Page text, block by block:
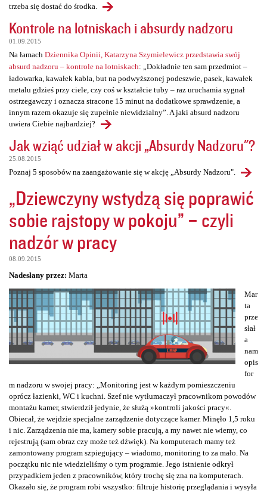
trzeba się dostać do środka.
Kontrole na lotniskach i absurdy nadzoru
01.09.2015
Na łamach Dziennika Opinii, Katarzyna Szymielewicz przedstawia swój
absurd nadzoru – kontrole na lotniskach: „Dokładnie ten sam przedmiot –
ładowarka, kawałek kabla, but na podwyższonej podeszwie, pasek, kawałek
metalu gdzieś przy ciele, czy coś w kształcie tuby – raz uruchamia sygnał
ostrzegawczy i oznacza stracone 15 minut na dodatkowe sprawdzenie, a
innym razem okazuje się zupełnie niewidzialny”. A jaki absurd nadzoru
uwiera Ciebie najbardziej?
Jak wziąć udział w akcji „Absurdy Nadzoru"?
25.08.2015
Poznaj 5 sposobów na zaangażowanie się w akcję „Absurdy Nadzoru".
„Dziewczyny wstydzą się poprawić
sobie rajstopy w pokoju” – czyli
nadzór w pracy
08.09.2015
Nadesłany przez: Marta
Mar
ta
prze
słał
a
nam
opis
for
m nadzoru w swojej pracy: „Monitoring jest w każdym pomieszczeniu
oprócz łazienki, WC i kuchni. Szef nie wytłumaczył pracownikom powodów
montażu kamer, stwierdził jedynie, że służą »kontroli jakości pracy«.
Obiecał, że wejdzie specjalne zarządzenie dotyczące kamer. Minęło 1,5 roku
i nic. Zarządzenia nie ma, kamery sobie pracują, a my nawet nie wiemy, co
rejestrują (sam obraz czy może też dźwięk). Na komputerach mamy też
zamontowany program szpiegujący – wiadomo, monitoring to za mało. Na
początku nic nie wiedzieliśmy o tym programie. Jego istnienie odkrył
przypadkiem jeden z pracowników, który trochę się zna na komputerach.
Okazało się, że program robi wszystko: filtruje historię przeglądania i wysyła